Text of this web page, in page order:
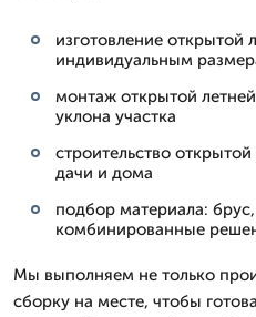
изготовление открытой
индивидуальным
монтаж открытой
уклона участка
строительство
дачи и дома
подбор материала:
комбинированные
Мы выполняем не только
сборку на месте, чтобы